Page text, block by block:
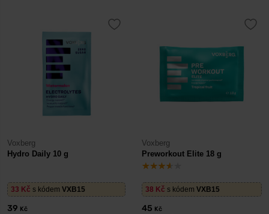
Voxberg
Hydro Daily 10 g
33 Kč s kódem VXB15
39 Kč
Voxberg
Preworkout Elite 18 g
38 Kč s kódem VXB15
45 Kč